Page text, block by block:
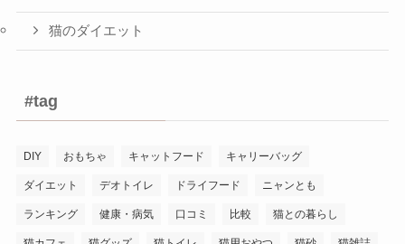
猫のダイエット
#tag
DIY おもちゃ キャットフード キャリーバッグ
ダイエット デオトイレ ドライフード ニャンとも
ランキング 健康・病気 口コミ 比較 猫との暮らし